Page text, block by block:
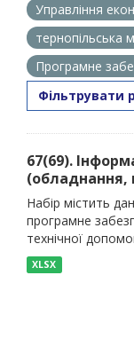
Управління
тернопільська
Програмне
Фільтрувати
67(69).
(обладнання,
Набір містить
програмне
технічної
XLSX